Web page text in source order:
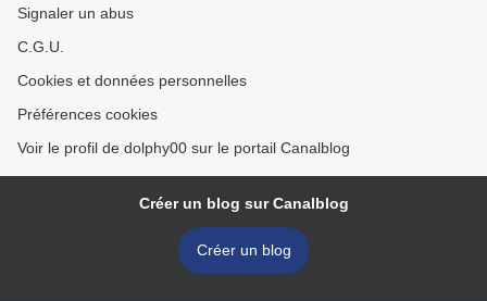
Signaler un abus
C.G.U.
Cookies et données personnelles
Préférences cookies
Voir le profil de dolphy00 sur le portail Canalblog
Créer un blog sur Canalblog
Créer un blog